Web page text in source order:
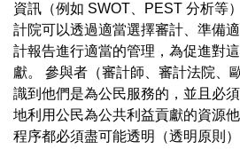
資訊（例如 SWOT、PEST 分析等
計院可以透過適當選擇審計、準備
計報告進行適當的管理，為促進對
獻。 參與者（審計師、審計法院、
識到他們是為公民服務的，並且必
地利用公民為公共利益貢獻的資源
程序都必須盡可能透明（透明原則